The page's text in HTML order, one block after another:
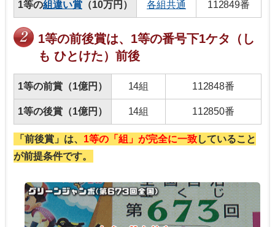
1等の組違い賞（10万円） 各組共通 112849番
1等の前後賞は、1等の番号下1ケタ（し
も ひとけた）前後
1等の前賞（1億円） 14組 112848番
1等の後賞（1億円） 14組 112850番
「前後賞」は、 1等の「組」が完全に一致していること
が前提条件です。